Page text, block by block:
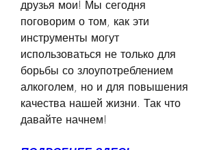
друзья мои! Мы сегодня
поговорим о том, как эти
инструменты могут
использоваться не только для
борьбы со злоупотреблением
алкоголем, но и для повышения
качества нашей жизни. Так что
давайте начнем!